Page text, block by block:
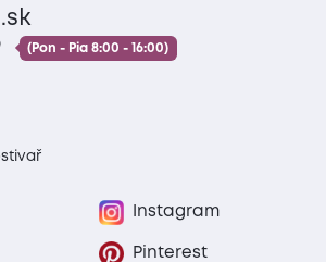
(Pon - Pia 8:00 - 16:00)
Instagram
Pinterest